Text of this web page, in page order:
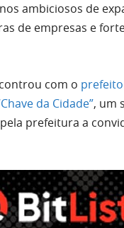
ambiciosos de
de empresas e
com o
da Cidade”, um
prefeitura a